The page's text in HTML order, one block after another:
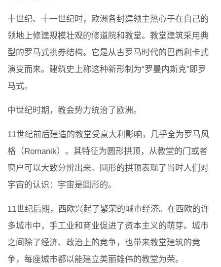
十世纪、十一世纪时，欧洲各封建领主热心于在自己的
领地上修建规模壮观的修道院和教堂。教堂建筑采用典
型的罗马式拱券结构。它是从古罗马时代的巴西利卡式
演变而来。建筑史上称这种新形制为“罗曼内斯克”即罗
马式。
中世纪时期，教会势力统治了欧洲。
11世纪前后建造的教堂受意大利影响，几乎全为罗马风
格（Romanik）。其特征为圆形拱顶，从教堂的门或者
窗户可以大致分辨出来。圆形的拱顶表现了当时人们对
宇宙的认识：宇宙是圆形的。
11世纪后期，西欧兴起了繁荣的城市经济。在西欧的许
多城市中，手工业和商业促进了资本主义的萌芽。城市
之间除了经济、政治上的竞争，也带来教堂建筑的竞
争，每座城市都以能建立美丽雄伟的教堂为荣。